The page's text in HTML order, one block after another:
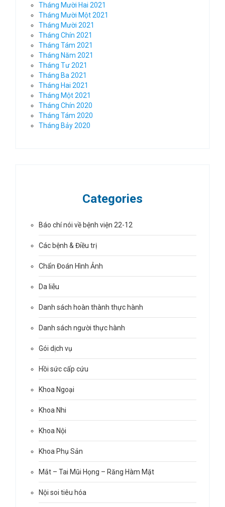
Tháng Mười Hai 2021
Tháng Mười Một 2021
Tháng Mười 2021
Tháng Chín 2021
Tháng Tám 2021
Tháng Năm 2021
Tháng Tư 2021
Tháng Ba 2021
Tháng Hai 2021
Tháng Một 2021
Tháng Chín 2020
Tháng Tám 2020
Tháng Bảy 2020
Categories
Báo chí nói về bệnh viện 22-12
Các bệnh & Điều trị
Chẩn Đoán Hình Ảnh
Da liễu
Danh sách hoàn thành thực hành
Danh sách người thực hành
Gói dịch vụ
Hồi sức cấp cứu
Khoa Ngoại
Khoa Nhi
Khoa Nội
Khoa Phụ Sản
Mắt – Tai Mũi Họng – Răng Hàm Mặt
Nội soi tiêu hóa